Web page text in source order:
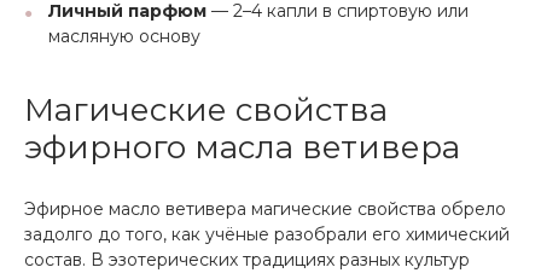
Личный парфюм — 2–4 капли в спиртовую или
масляную основу
Магические свойства
эфирного масла ветивера
Эфирное масло ветивера магические свойства обрело
задолго до того, как учёные разобрали его химический
состав. В эзотерических традициях разных культур